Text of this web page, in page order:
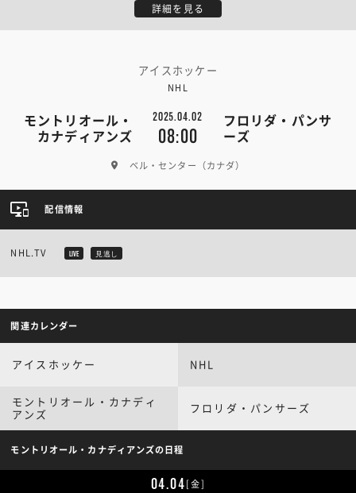
詳細を見る
アイスホッケー
NHL
モントリオール・
カナディアンズ
2025.04.02
08:00
フロリダ・パンサ
ーズ
ベル・センター（カナダ）
配信情報
NHL.TV LIVE 見逃し
関連カレンダー
アイスホッケー NHL
モントリオール・カナディ
アンズ
フロリダ・パンサーズ
モントリオール・カナディアンズの日程
04.04[金]